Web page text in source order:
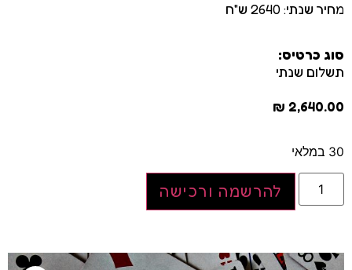
מחיר שנתי: 2640 ש"ח
סוג כרטיס:
תשלום שנתי
₪ 2,640.00
30 במלאי
להרשמה ורכישה